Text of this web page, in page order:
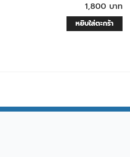
1,800 บาท
หยิบใส่ตะกร้า